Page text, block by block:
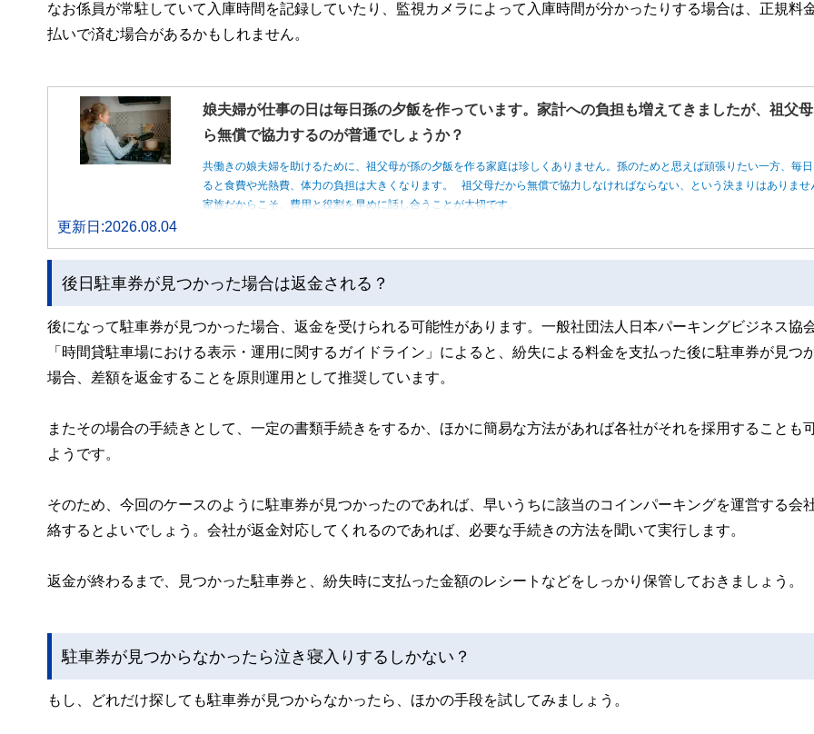
なお係員が常駐していて入庫時間を記録していたり、監視カメラによって入庫時間が分かったりする場合は、正規料
払いで済む場合があるかもしれません。
娘夫婦が仕事の日は毎日孫の夕飯を作っています。家計への負担も増えてきましたが、祖父
ら無償で協力するのが普通でしょうか？
共働きの娘夫婦を助けるために、祖父母が孫の夕飯を作る家庭は珍しくありません。孫のためと思えば頑張りたい一方、毎日
ると食費や光熱費、体力の負担は大きくなります。 祖父母だから無償で協力しなければならない、という決まりはありませ
家族だからこそ、費用と役割を早めに話し合うことが大切です。
更新日:2026.08.04
後日駐車券が見つかった場合は返金される？
後になって駐車券が見つかった場合、返金を受けられる可能性があります。一般社団法人日本パーキングビジネス協
「時間貸駐車場における表示・運用に関するガイドライン」によると、紛失による料金を支払った後に駐車券が見つ
場合、差額を返金することを原則運用として推奨しています。
またその場合の手続きとして、一定の書類手続きをするか、ほかに簡易な方法があれば各社がそれを採用することも
ようです。
そのため、今回のケースのように駐車券が見つかったのであれば、早いうちに該当のコインパーキングを運営する会
絡するとよいでしょう。会社が返金対応してくれるのであれば、必要な手続きの方法を聞いて実行します。
返金が終わるまで、見つかった駐車券と、紛失時に支払った金額のレシートなどをしっかり保管しておきましょう。
駐車券が見つからなかったら泣き寝入りするしかない？
もし、どれだけ探しても駐車券が見つからなかったら、ほかの手段を試してみましょう。